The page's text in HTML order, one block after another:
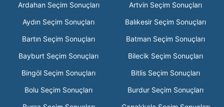
Ardahan Seçim Sonuçları
Artvin Seçim Sonuçları
Aydın Seçim Sonuçları
Balıkesir Seçim Sonuçları
Bartın Seçim Sonuçları
Batman Seçim Sonuçları
Bayburt Seçim Sonuçları
Bilecik Seçim Sonuçları
Bingöl Seçim Sonuçları
Bitlis Seçim Sonuçları
Bolu Seçim Sonuçları
Burdur Seçim Sonuçları